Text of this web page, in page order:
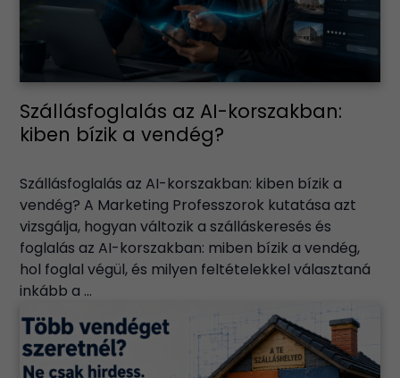
Szállásfoglalás az AI-korszakban:
kiben bízik a vendég?
Szállásfoglalás az AI-korszakban: kiben bízik a
vendég? A Marketing Professzorok kutatása azt
vizsgálja, hogyan változik a szálláskeresés és
foglalás az AI-korszakban: miben bízik a vendég,
hol foglal végül, és milyen feltételekkel választaná
inkább a ...